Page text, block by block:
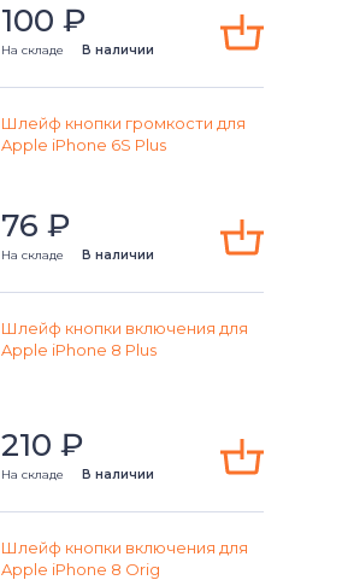
100 ₽
На складе В наличии
Шлейф кнопки громкости для
Apple iPhone 6S Plus
76 ₽
На складе В наличии
Шлейф кнопки включения для
Apple iPhone 8 Plus
210 ₽
На складе В наличии
Шлейф кнопки включения для
Apple iPhone 8 Orig